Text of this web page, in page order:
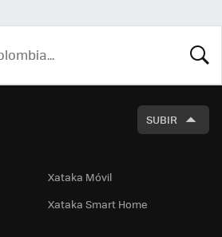
SUBIR
Xataka Móvil
Xataka Smart Home